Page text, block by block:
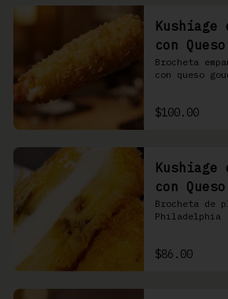
Kushiage
con Queso
Brocheta
con queso
$100.00
Kushiage
con Queso
Brocheta de
Philadelphia
$86.00